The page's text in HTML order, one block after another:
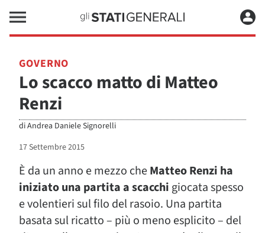
GOVERNO
Lo scacco matto di Matteo
Renzi
diAndrea Daniele Signorelli
17 Settembre 2015
È da un anno e mezzo cheMatteo Renzi ha
iniziato una partita a scacchi giocata spesso
e volentieri sul filo del rasoio. Una partita
basata sul ricatto – più o meno esplicito – del